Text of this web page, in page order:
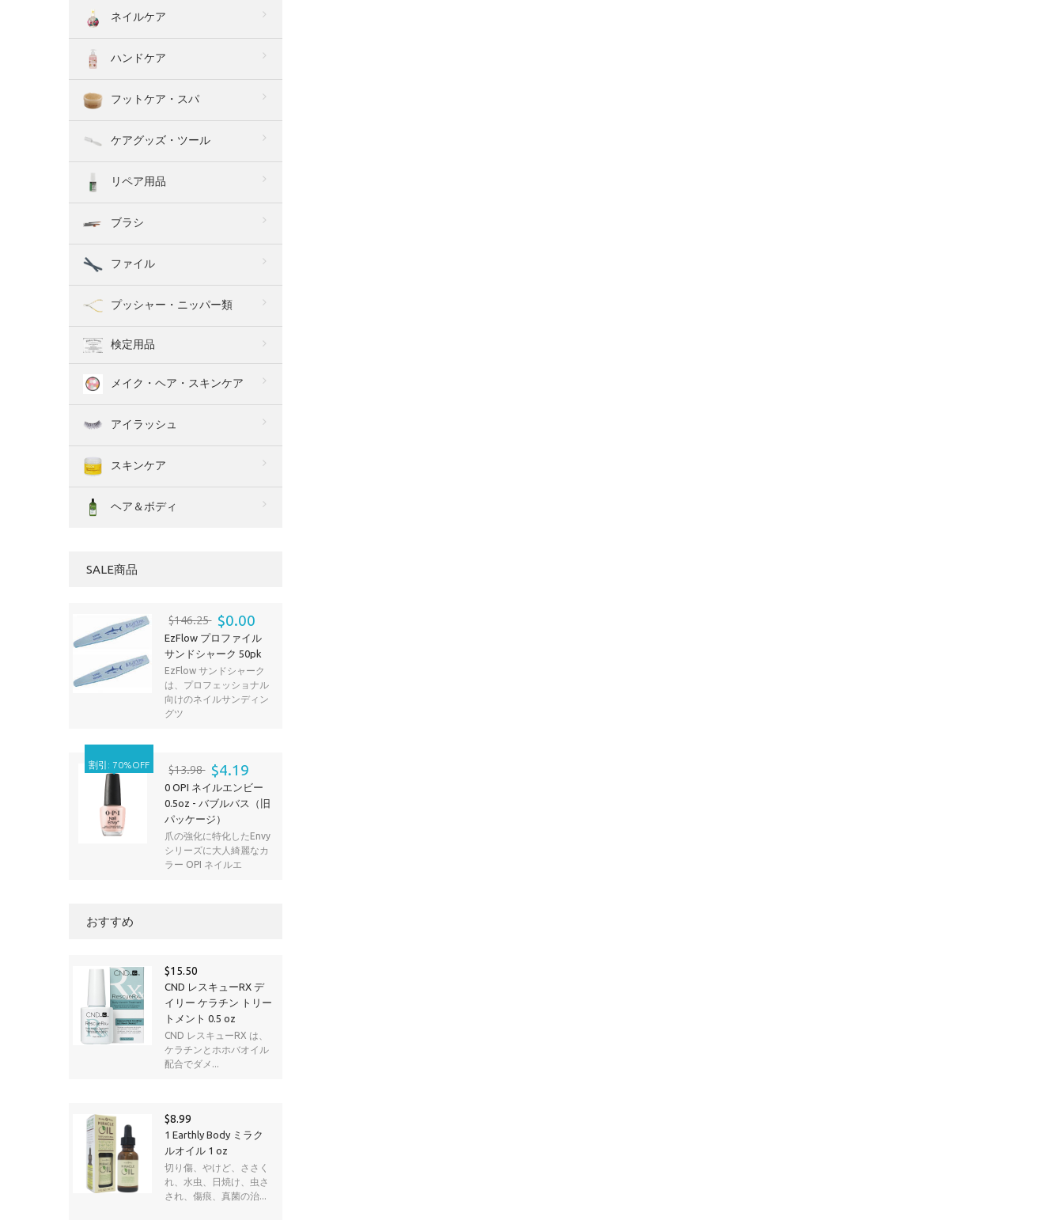
ネイルケア
ハンドケア
フットケア・スパ
ケアグッズ・ツール
リペア用品
ブラシ
ファイル
プッシャー・ニッパー類
検定用品
メイク・ヘア・スキンケア
アイラッシュ
スキンケア
ヘア＆ボディ
SALE商品
$146.25 $0.00
EzFlow プロファイル
サンドシャーク 50pk
EzFlow サンドシャーク
は、プロフェッショナル
向けのネイルサンディン
グツ
$13.98 $4.19
割引: 70%OFF
0 OPI ネイルエンビー
0.5oz - バブルバス（旧
パッケージ）
爪の強化に特化したEnvy
シリーズに大人綺麗なカ
ラー OPI ネイルエ
おすすめ
$15.50
CND レスキューRX デ
イリー ケラチン トリー
トメント 0.5 oz
CND レスキューRX は、
ケラチンとホホバオイル
配合でダメ...
$8.99
1 Earthly Body ミラク
ルオイル 1 oz
切り傷、やけど、ささく
れ、水虫、日焼け、虫さ
され、傷痕、真菌の治...